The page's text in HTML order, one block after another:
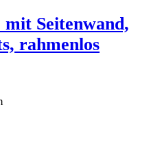
Seitenwand,
rahmenlos